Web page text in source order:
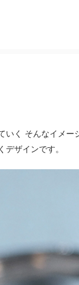
いく そんなイメー
デザインです。